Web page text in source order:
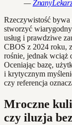
—
Rzeczywistość bywa
stworzyć
usług i prawdziwe
CBOS z 2024 roku,
rośnie, jednak wciąż
Oceniając bazę,
i krytycznym
czy referencja
Mroczne
czy iluzja